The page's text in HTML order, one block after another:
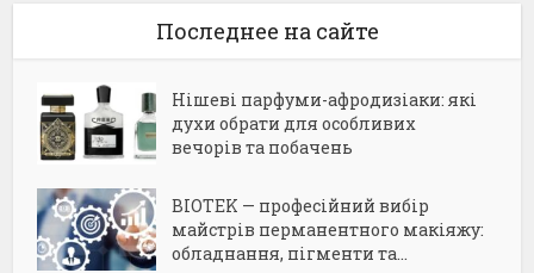
Последнее на сайте
Нішеві парфуми-афродизіаки: які
духи обрати для особливих
вечорів та побачень
BIOTEK — професійний вибір
майстрів перманентного макіяжу:
обладнання, пігменти та...